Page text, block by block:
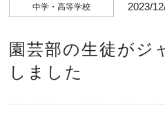
中学・高等学校 2023/
園芸部の生徒がジ
しました